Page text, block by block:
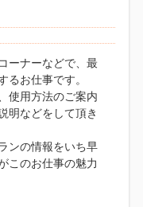
ーナーなどで、最
るお仕事です。
使用方法のご案内
明などをして頂き
ンの情報をいち早
このお仕事の魅力